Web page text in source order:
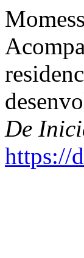
De
https://